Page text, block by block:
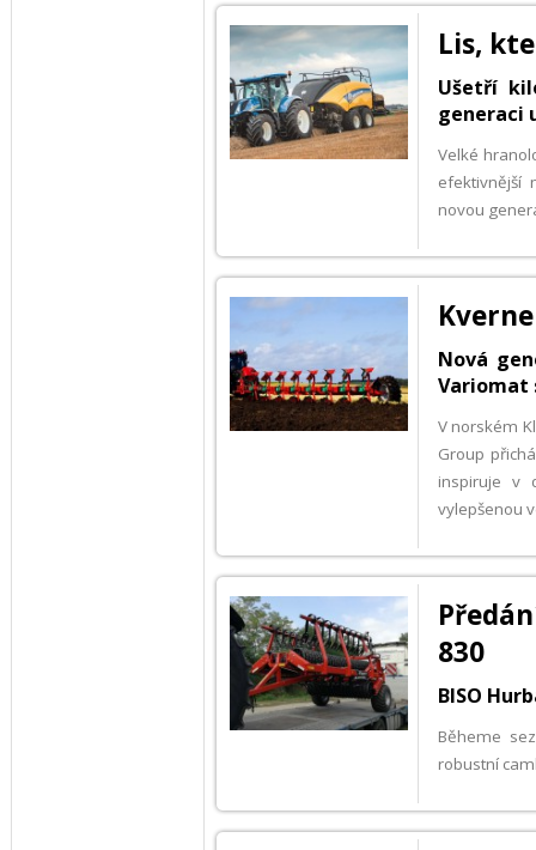
Lis,
Ušetří
generaci
Velké
efektivnější
novou
Nová
Variomat
V norském
Group
inspiruje v
vylepšenou
830
BISO
Běheme
robustní